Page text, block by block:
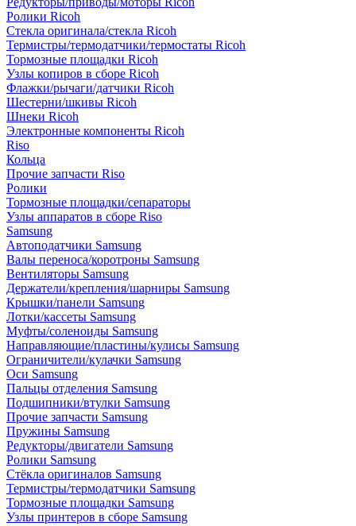
Ролики Ricoh
Стекла оригинала/стекла Ricoh
Термистры/термодатчики/термостаты Ricoh
Тормозные площадки Ricoh
Узлы копиров в сборе Ricoh
Флажки/рычаги/датчики Ricoh
Шестерни/шкивы Ricoh
Шнеки Ricoh
Электронные компоненты Ricoh
Riso
Кольца
Прочие запчасти Riso
Ролики
Тормозные площадки/сепараторы
Узлы аппаратов в сборе Riso
Samsung
Автоподатчики Samsung
Валы переноса/коротроны Samsung
Вентиляторы Samsung
Держатели/крепления/шарниры Samsung
Крышки/панели Samsung
Лотки/кассеты Samsung
Муфты/соленоиды Samsung
Направляющие/пластины/кулисы Samsung
Ограничители/кулачки Samsung
Оси Samsung
Пальцы отделения Samsung
Подшипники/втулки Samsung
Прочие запчасти Samsung
Пружины Samsung
Редукторы/двигатели Samsung
Ролики Samsung
Стёкла оригиналов Samsung
Термистры/термодатчики Samsung
Тормозные площадки Samsung
Узлы принтеров в сборе Samsung